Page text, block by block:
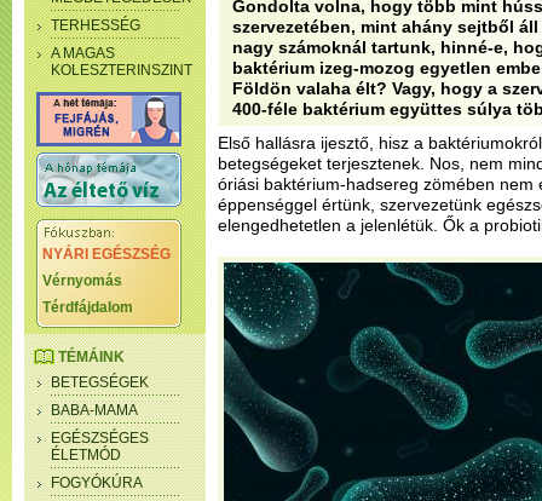
TERHESSÉG
A MAGAS
KOLESZTERINSZINT
NYÁRI EGÉSZSÉG
Vérnyomás
Térdfájdalom
TÉMÁINK
BETEGSÉGEK
BABA-MAMA
EGÉSZSÉGES
ÉLETMÓD
FOGYÓKÚRA
Gondolta volna, hogy több mint
szervezetében, mint ahány sejtből áll
nagy számoknál tartunk, hinné-e,
baktérium izeg-mozog egyetlen
Földön valaha élt? Vagy, hogy a
400-féle baktérium együttes súlya
Első hallásra ijesztő, hisz a
betegségeket terjesztenek. Nos, nem
óriási baktérium-hadsereg zömében nem
éppenséggel értünk, szervezetünk
elengedhetetlen a jelenlétük. Ők a